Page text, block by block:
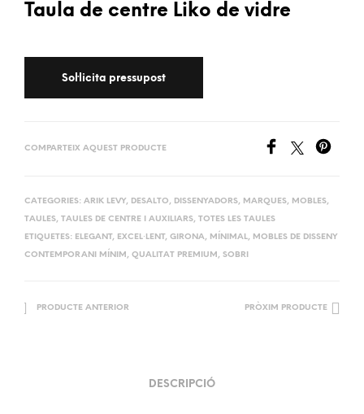
Taula de centre Liko de vidre
COMPARTEIX AQUEST PRODUCTE
CATEGORIES: ARIK LEVY, DESALTO, DISSENYADORS, MARQUES, MOBLES,
TAULES, TAULES DE CENTRE I AUXILIARS, TOTES LES TAULES
ETIQUETES: ELEGANT, EXCEL·LENT, GIRONA, MÍNIMAL, MOBLES DE DISSENY
CONTEMPORANI MÍNIM , QUALITAT PREMIUM , SOBRI
PRODUCTE ANTERIOR PRÒXIM PRODUCTE
DESCRIPCIÓ